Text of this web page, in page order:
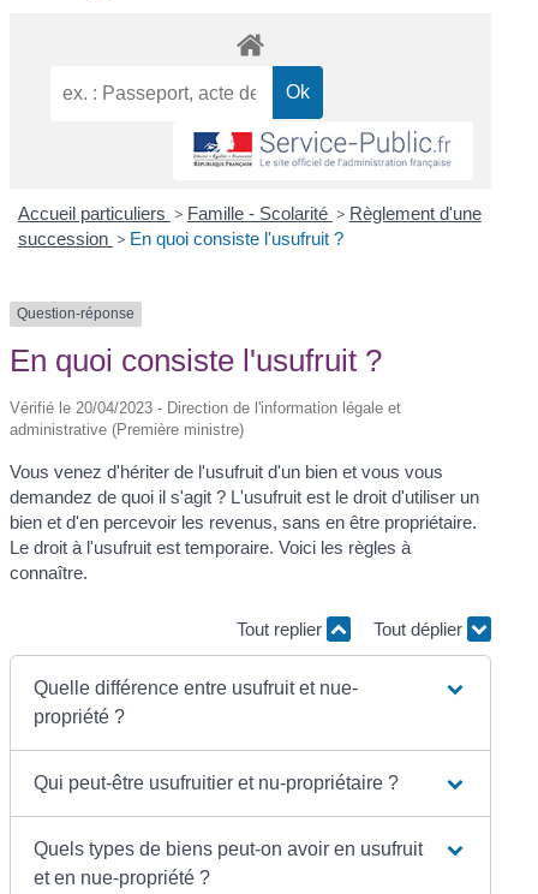
Accueil particuliers > Famille - Scolarité > Règlement d'une
succession > En quoi consiste l'usufruit ?
Question-réponse
En quoi consiste l'usufruit ?
Vérifié le 20/04/2023 - Direction de l'information légale et
administrative (Première ministre)
Vous venez d'hériter de l'usufruit d'un bien et vous vous
demandez de quoi il s'agit ? L'usufruit est le droit d'utiliser un
bien et d'en percevoir les revenus, sans en être propriétaire.
Le droit à l'usufruit est temporaire. Voici les règles à
connaître.
Tout replier Tout déplier
Quelle différence entre usufruit et nue-
propriété ?
Qui peut-être usufruitier et nu-propriétaire ?
Quels types de biens peut-on avoir en usufruit
et en nue-propriété ?